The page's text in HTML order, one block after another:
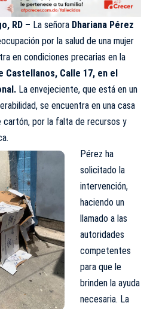
RD – La señora Dhariana Pérez
por la salud de una mujer
en condiciones precarias en la
Castellanos, Calle 17, en el
La envejeciente, que está en un
se encuentra en una casa
cartón, por la falta de recursos y
.
Pérez ha
solicitado la
intervención,
haciendo un
llamado a las
autoridades
competentes
para que le
brinden la ayuda
necesaria. La